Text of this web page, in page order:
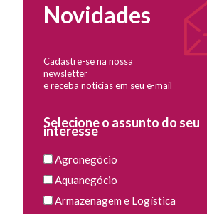
Novidades
Cadastre-se na nossa
newsletter
e receba notícias em seu e-mail
Selecione o assunto do seu
interesse
Agronegócio
Aquanegócio
Armazenagem e Logística